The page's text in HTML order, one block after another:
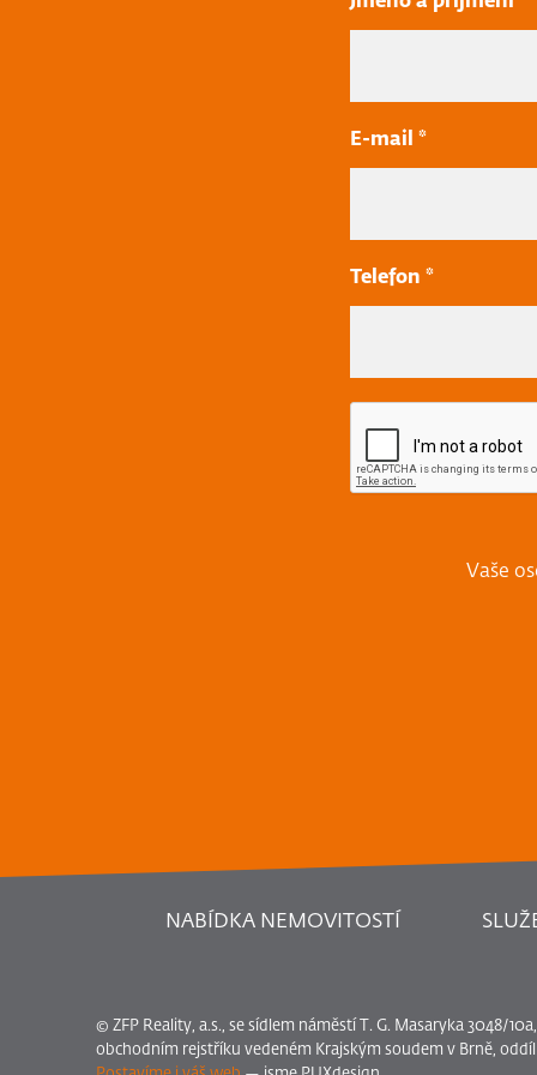
E-mail *
Telefon *
Vaše
NABÍDKA NEMOVITOSTÍ
© ZFP Reality, a.s., se sídlem náměstí T. G. Masaryka 3048/
obchodním rejstříku vedeném Krajským soudem v Brně, oddíl